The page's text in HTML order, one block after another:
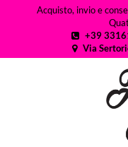
Acquisto, invio e
+39
Via